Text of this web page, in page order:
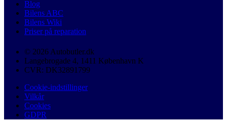
Blog
Bilens ABC
Bilens Wiki
Priser på reparation
© 2026 Autobutler.dk
Langebrogade 4, 1411 København K
CVR: DK32891799
Cookie-indstillinger
Vilkår
Cookies
GDPR